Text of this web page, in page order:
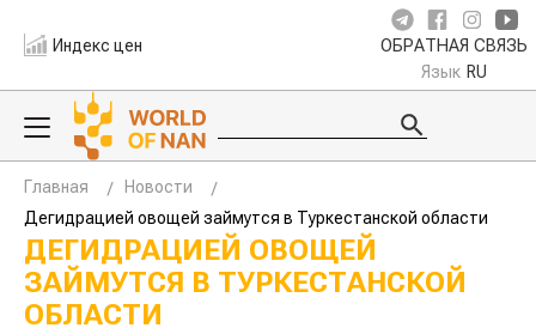
Индекс цен ОБРАТНАЯ СВЯЗЬ
Язык RU
Главная
Новости
Дегидрацией овощей займутся в Туркестанской области
ДЕГИДРАЦИЕЙ ОВОЩЕЙ
ЗАЙМУТСЯ В ТУРКЕСТАНСКОЙ
ОБЛАСТИ